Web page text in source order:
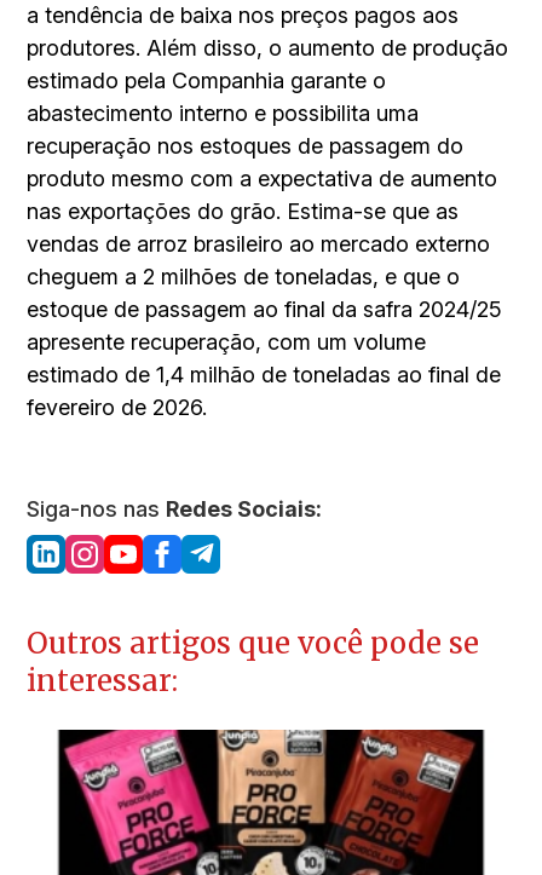
a tendência de baixa nos preços pagos aos
produtores. Além disso, o aumento de produção
estimado pela Companhia garante o
abastecimento interno e possibilita uma
recuperação nos estoques de passagem do
produto mesmo com a expectativa de aumento
nas exportações do grão. Estima-se que as
vendas de arroz brasileiro ao mercado externo
cheguem a 2 milhões de toneladas, e que o
estoque de passagem ao final da safra 2024/25
apresente recuperação, com um volume
estimado de 1,4 milhão de toneladas ao final de
fevereiro de 2026.
Siga-nos nas Redes Sociais:
Outros artigos que você pode se
interessar: